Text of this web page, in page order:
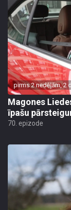
pirms 2 nedēļām, 2
Magones
īpašu
70. epizode